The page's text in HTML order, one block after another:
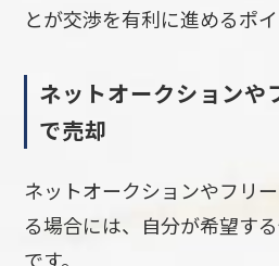
とが交渉を有利に進めるポイ
ネットオークションや
で売却
ネットオークションやフリ
る場合には、自分が希望す
です。